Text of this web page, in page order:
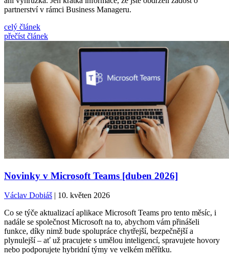
partnerství v rámci Business Manageru.
celý článek
přečíst článek
Novinky v Microsoft Teams [duben 2026]
Václav Dobiáš | 10. květen 2026
Co se týče aktualizací aplikace Microsoft Teams pro tento měsíc, i
nadále se společnost Microsoft na to, abychom vám přinášeli
funkce, díky nimž bude spolupráce chytřejší, bezpečnější a
plynulejší – ať už pracujete s umělou inteligencí, spravujete hovory
nebo podporujete hybridní týmy ve velkém měřítku.